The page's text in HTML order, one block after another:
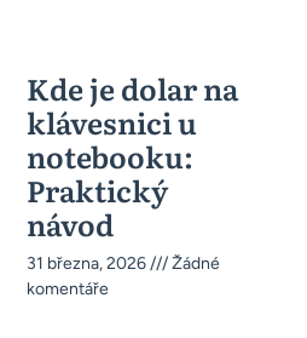
Kde je dolar na
klávesnici u
notebooku:
Praktický
návod
31 března, 2026
Žádné
komentáře